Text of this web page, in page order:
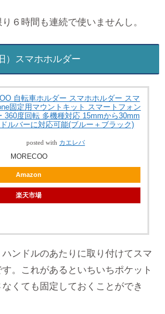
６時間も連続で使いませんし。
）スマホホルダー
自転車ホルダー スマホホルダー スマ
固定用マウントキット スマートフォン
360度回転 多機種対応 15mmから30mm
ルバーに対応可能(ブルー＋ブラック)
posted with カエレバ
MORECOO
Amazon
楽天市場
ンドルのあたりに取り付けてスマ
。これがあるといちいちポケット
くても固定しておくことができ